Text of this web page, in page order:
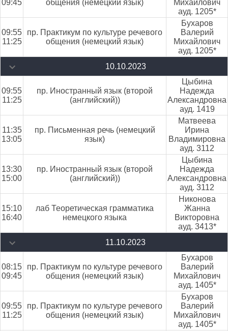
09:45 общения (немецкий язык)
Михайлович
ауд. 1205*
09:55
11:25
пр. Практикум по культуре речевого
общения (немецкий язык)
Бухаров
Валерий
Михайлович
ауд. 1205*
10.10.2023
09:55
11:25
пр. Иностранный язык (второй
(английский))
Цыбина
Надежда
Александровна
ауд. 1419
11:35
13:05
пр. Письменная речь (немецкий
язык)
Матвеева
Ирина
Владимировна
ауд. 3112
13:30
15:00
пр. Иностранный язык (второй
(английский))
Цыбина
Надежда
Александровна
ауд. 3112
15:10
16:40
лаб Теоретическая грамматика
немецкого языка
Никонова
Жанна
Викторовна
ауд. 3413*
11.10.2023
08:15
09:45
пр. Практикум по культуре речевого
общения (немецкий язык)
Бухаров
Валерий
Михайлович
ауд. 1405*
09:55
11:25
пр. Практикум по культуре речевого
общения (немецкий язык)
Бухаров
Валерий
Михайлович
ауд. 1405*